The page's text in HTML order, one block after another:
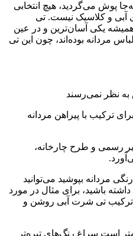
پوش می‌گردید، هیچ انتخابی
آبی و کلاسیک نیست. تی
یکی آسان‌ترین و در عین
مردانه بوده‌اند، چون این تی
نظر نمی‌رسند
ترکیب با پیراهن مردانه
رسمی و طرح چارخانه،
مردانه بپوشید می‌توانید
باشید، برای مثال در مورد
ترکیب تی شرت آبی روشن و
است سراغ رنگ‌های تیره‌تر